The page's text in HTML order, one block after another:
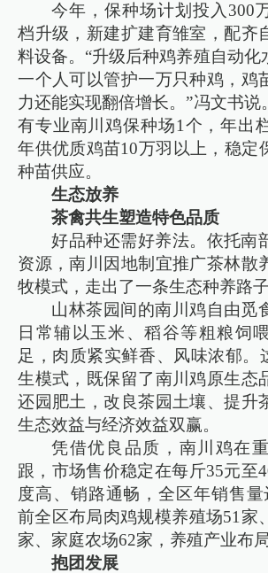
今年，保种场计划投入300
档升级，新建扩建育雏室，配齐
料设备。“升级后种鸡养殖自动化
一个人可以管护一万只种鸡，鸡
力还能实现翻倍增长。”冯文书说
有专业南川鸡保种场1个，年出
年供优质鸡苗10万羽以上，稳定
种苗供应。
生态放养
茶禽共生塑造特色品质
好品种还需好养法。依托南
资源，南川因地制宜推广茶林散
牧模式，走出了一条生态种养路子
山林茶园间的南川鸡自由觅
日常辅以玉米、稻谷等粗粮饲
足，肉质紧实鲜香、风味浓郁
生模式，既保留了南川鸡原生态
还园肥土，改良茶园土壤、提升
生态效益与经济效益双赢。
凭借优良品质，南川鸡在
跟，市场售价稳定在每斤35元至
度高、销路通畅，全区年销售量
前全区布局肉鸡规模养殖场51家
家、家庭农场62家，养殖产业布
抱团发展